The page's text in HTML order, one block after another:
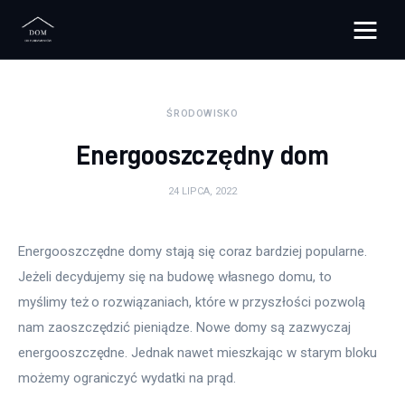
Bloggers Unite
Materiały budowlane
Ściany
Budowa
Oświetlenie
ŚRODOWISKO
Energooszczędny dom
24 LIPCA, 2022
Energooszczędne domy stają się coraz bardziej popularne.
Jeżeli decydujemy się na budowę własnego domu, to
myślimy też o rozwiązaniach, które w przyszłości pozwolą
nam zaoszczędzić pieniądze. Nowe domy są zazwyczaj
energooszczędne. Jednak nawet mieszkając w starym bloku
możemy ograniczyć wydatki na prąd.